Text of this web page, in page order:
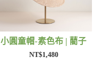
小圓童帽-素色布 | 藺子
NT$1,480